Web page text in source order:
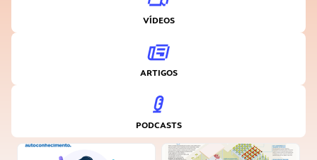
VÍDEOS
ARTIGOS
PODCASTS